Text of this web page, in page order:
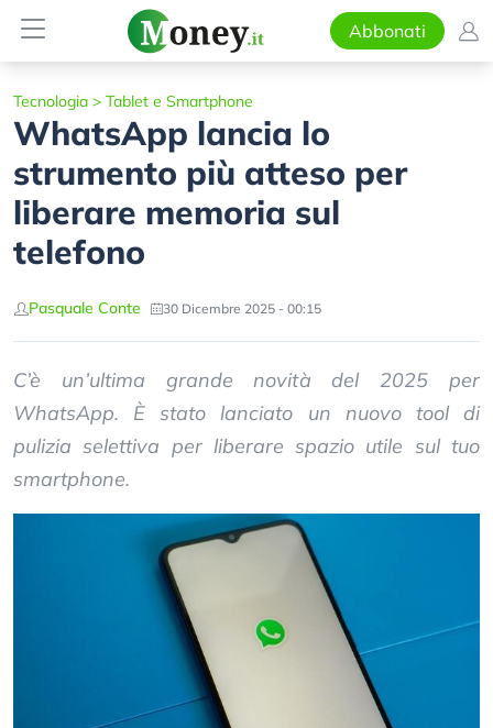
Abbonati
Tecnologia > Tablet e Smartphone
WhatsApp lancia lo
strumento più atteso per
liberare memoria sul
telefono
Pasquale Conte 30 Dicembre 2025 - 00:15
C’è un’ultima grande novità del 2025 per
WhatsApp. È stato lanciato un nuovo tool di
pulizia selettiva per liberare spazio utile sul tuo
smartphone.